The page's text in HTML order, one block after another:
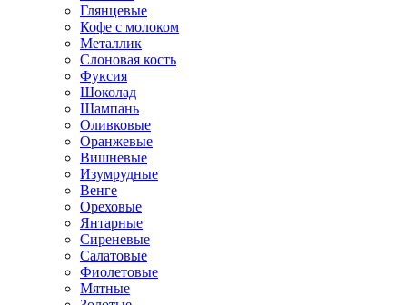
Глянцевые
Кофе с молоком
Металлик
Слоновая кость
Фуксия
Шоколад
Шампань
Оливковые
Оранжевые
Вишневые
Изумрудные
Венге
Ореховые
Янтарные
Сиреневые
Салатовые
Фиолетовые
Мятные